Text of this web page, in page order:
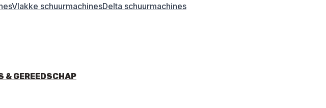
Vlakke schuurmachinesDelta schuurmachines
& GEREEDSCHAP